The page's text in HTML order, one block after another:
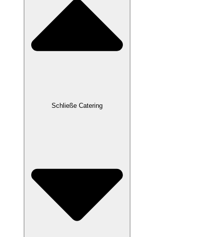
Schließe Catering